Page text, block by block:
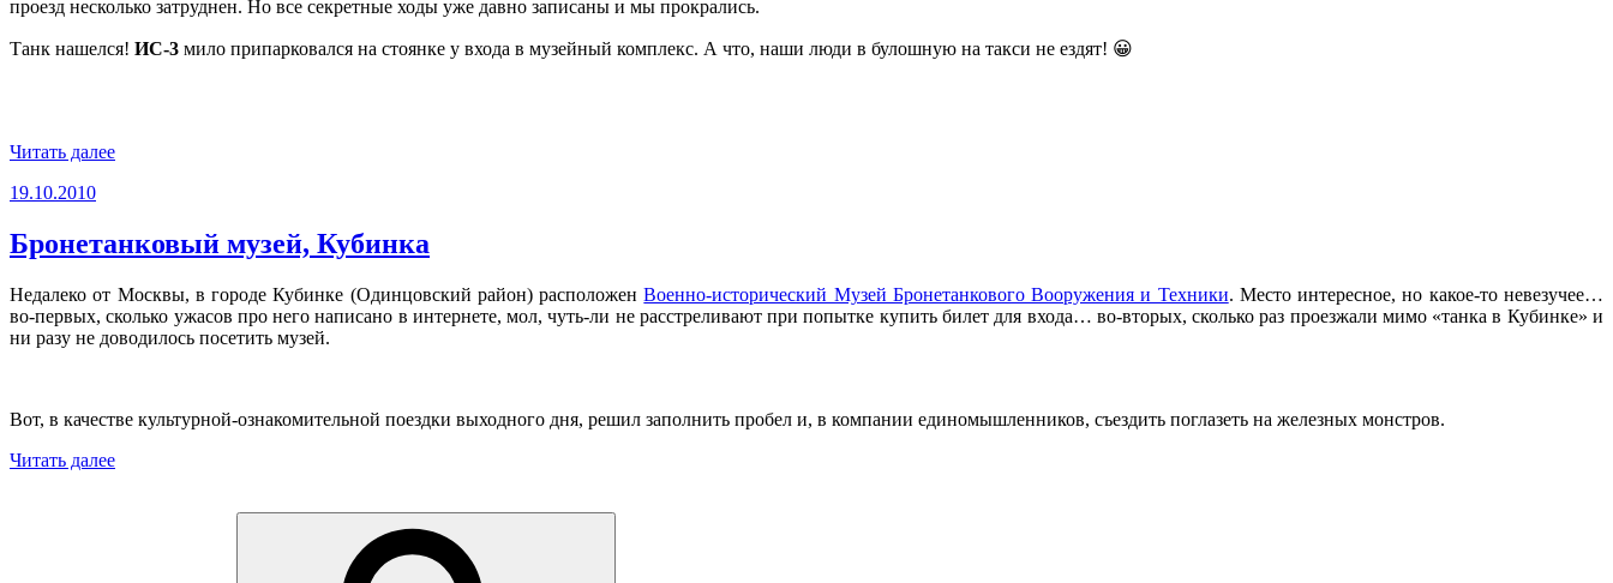
проезд несколько затруднен. Но все секретные ходы уже давно записаны и мы прокрались.
Танк нашелся! ИС-3 мило припарковался на стоянке у входа в музейный комплекс. А что, наши люди в булошную на такси не ездят! 😀
Читать далее«Бронетанковый
Опубликовано
19.10.2010
Бронетанковый музей, Кубинка
Недалеко от Москвы, в городе Кубинке (Одинцовский район) расположенВоенно-исторический Музей Бронетанкового Вооружения и Техники. Место интересное, но какое-то невезучее…
во-первых, сколько ужасов про него написано в интернете, мол, чуть-ли не расстреливают при попытке купить билет для входа… во-вторых, сколько раз проезжали мимо «танка в Кубинке» и
ни разу не доводилось посетить музей.
Вот, в качестве культурной-ознакомительной поездки выходного дня, решил заполнить пробел и, в компании единомышленников, съездить поглазеть на железных монстров.
Читать далее«Бронетанковый